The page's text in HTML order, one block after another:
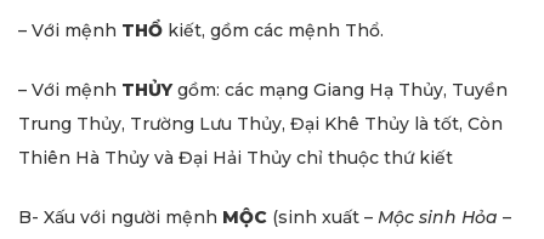
– Với mệnh THỔ kiết, gồm các mệnh Thổ.
– Với mệnh THỦYgồm: các mạng Giang Hạ Thủy, Tuyền
Trung Thủy, Trường Lưu Thủy, Đại Khê Thủy là tốt, Còn
Thiên Hà Thủy và Đại Hải Thủy chỉ thuộc thứ kiết
B- Xấu với người mệnh MỘC (sinh xuất – Mộc sinh Hỏa –